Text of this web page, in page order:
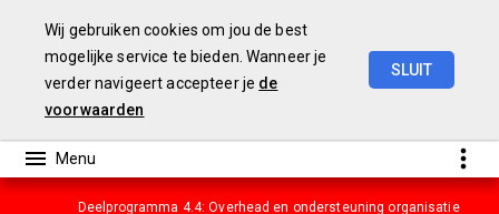
Wij gebruiken cookies om jou de best
mogelijke service te bieden. Wanneer je
verder navigeert accepteer je de
voorwaarden
SLUIT
Deelprogramma 4.4: Overhead en ondersteuning organisatie